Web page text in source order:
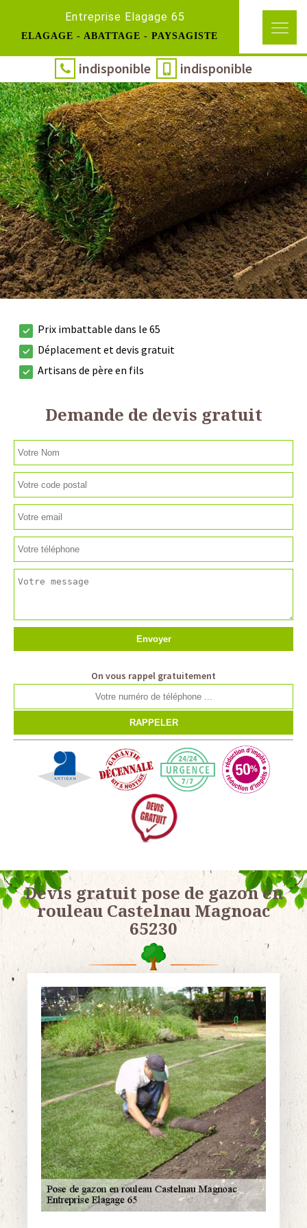
Entreprise Elagage 65
ELAGAGE - ABATTAGE - PAYSAGISTE
indisponible indisponible
Prix imbattable dans le 65
Déplacement et devis gratuit
Artisans de père en fils
Demande de devis gratuit
On vous rappel gratuitement
Devis gratuit pose de gazon en
rouleau Castelnau Magnoac
65230